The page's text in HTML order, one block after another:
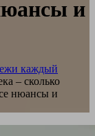
и
каждый
– сколько
нюансы и